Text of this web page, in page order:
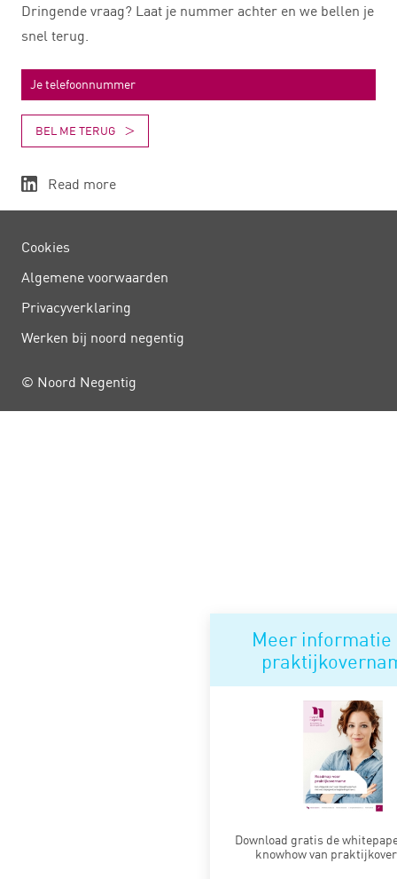
Meer informatie
Download gratis de
knowhow van
Dringende vraag? Laat je nummer achter en we bellen je
snel terug.
BEL ME TERUG
Read more
Cookies
Algemene voorwaarden
Privacy­verklaring
Werken bij noord negentig
© Noord Negentig